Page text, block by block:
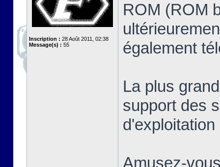
Inscription : 28 Août 2011, 02:38
Message(s) : 55
ROM (ROM
également
La plus
support des
Amusez-